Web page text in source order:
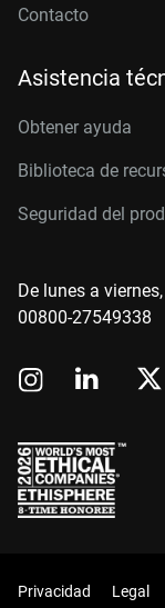
Contacto
Asistencia
Obtener ayuda
Biblioteca de
Seguridad del
De lunes a
00800-27549338
Privacidad Legal